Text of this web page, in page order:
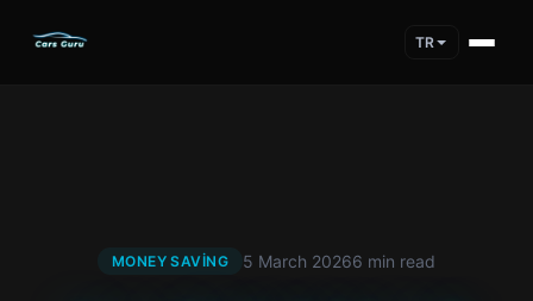
TR
MONEY SAVING 5 March 20266 min read